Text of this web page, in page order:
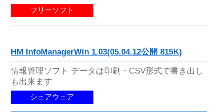
フリーソフト
HM InfoManagerWin 1.03(05.04.12公開 815K)
情報管理ソフト データは印刷・CSV形式で書き出し
も出来ます
シェアウェア